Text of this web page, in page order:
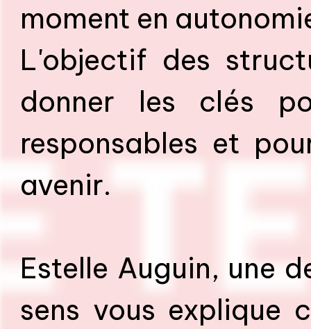
moment en
L'objectif des
donner les clés
responsables et
avenir.
Estelle Auguin, une
sens vous explique